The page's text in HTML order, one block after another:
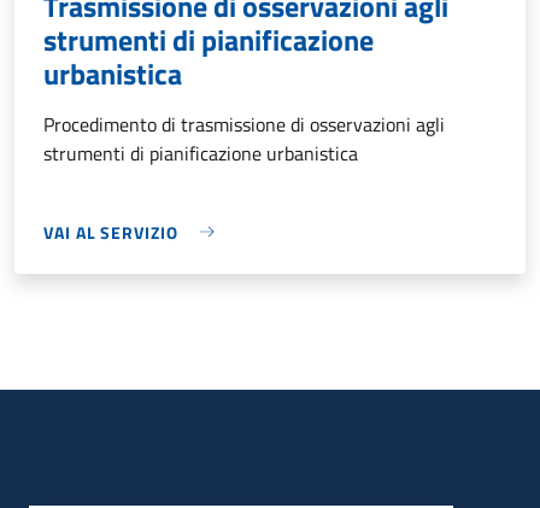
strumenti di pianificazione
urbanistica
Procedimento di trasmissione di osservazioni agli
strumenti di pianificazione urbanistica
VAI AL SERVIZIO